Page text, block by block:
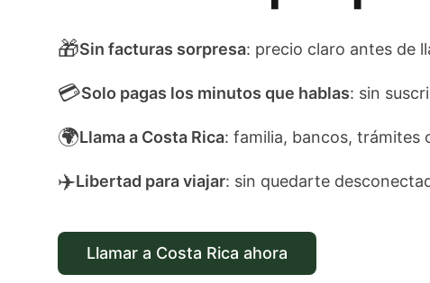
🎁Sin facturas sorpresa: precio claro antes de
💳Solo pagas los minutos que hablas: sin
🌍Llama a Costa Rica: familia, bancos, trámites
✈️Libertad para viajar: sin quedarte
Llamar a Costa Rica ahora